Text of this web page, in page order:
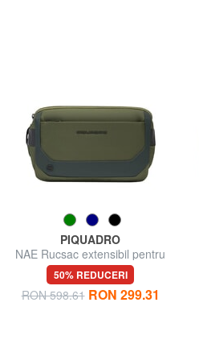
PIQUADRO
NAE Rucsac extensibil pentru
talie
50% REDUCERI
RON 598.61 RON 299.31